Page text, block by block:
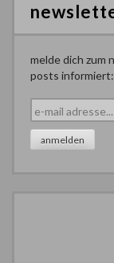
melde dich zum
posts informiert: